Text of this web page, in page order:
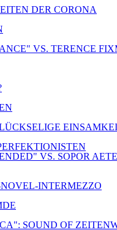
DER CORONA
VS. TERENCE
VS. SOPOR
INTERMEZZO
SOUND OF